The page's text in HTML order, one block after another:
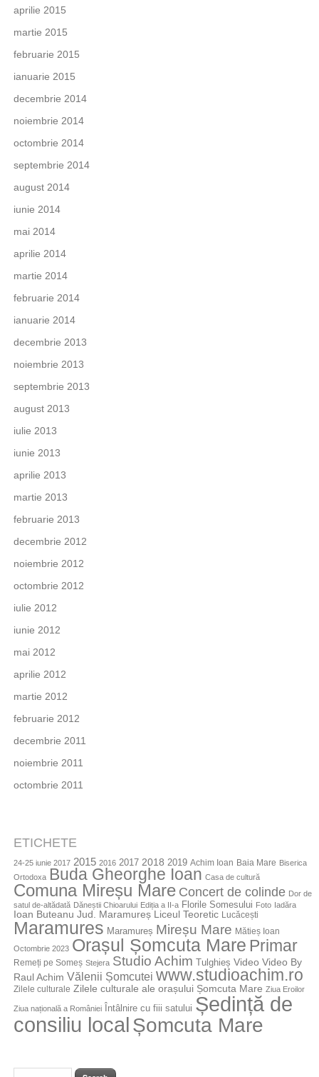
aprilie 2015
martie 2015
februarie 2015
ianuarie 2015
decembrie 2014
noiembrie 2014
octombrie 2014
septembrie 2014
august 2014
iunie 2014
mai 2014
aprilie 2014
martie 2014
februarie 2014
ianuarie 2014
decembrie 2013
noiembrie 2013
septembrie 2013
august 2013
iulie 2013
iunie 2013
aprilie 2013
martie 2013
februarie 2013
decembrie 2012
noiembrie 2012
octombrie 2012
iulie 2012
iunie 2012
mai 2012
aprilie 2012
martie 2012
februarie 2012
decembrie 2011
noiembrie 2011
octombrie 2011
ETICHETE
24-25 iunie 2017 2015 2016 2017 2018 2019 Achim Ioan Baia Mare Biserica
Ortodoxa Buda Gheorghe Ioan Casa de cultură
Comuna Mireșu Mare Concert de colinde Dor de
satul de-altădată Dăneștii Chioarului Ediția a II-a Florile Somesului Foto Iadăra
Ioan Buteanu Jud. Maramureș Liceul Teoretic Lucăcești
Maramures Maramureș Mireșu Mare Mătieș Ioan
Octombrie 2023 Orașul Șomcuta Mare Primar
Remeți pe Someș Stejera Studio Achim Tulghieș Video Video By
Raul Achim Vălenii Șomcutei www.studioachim.ro
Zilele culturale Zilele culturale ale orașului Șomcuta Mare Ziua Eroilor
Ziua națională a României Întâlnire cu fiii satului Ședință de
consiliu localȘomcuta Mare